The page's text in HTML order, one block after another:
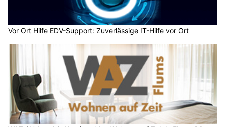
Vor Ort Hilfe EDV-Support: Zuverlässige IT-Hilfe vor Ort